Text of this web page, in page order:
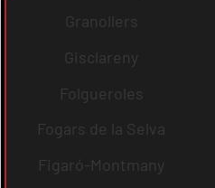
Granollers
Gisclareny
Folgueroles
Fogars de la Selva
Figaró-Montmany